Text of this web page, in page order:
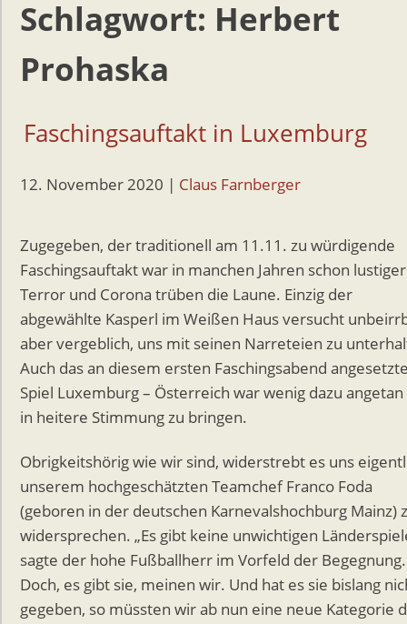
Schlagwort: Herbert
Prohaska
Faschingsauftakt in Luxemburg
12. November 2020 | Claus Farnberger
Zugegeben, der traditionell am 11.11. zu würdigende
Faschingsauftakt war in manchen Jahren schon
Terror und Corona trüben die Laune. Einzig der
abgewählte Kasperl im Weißen Haus versucht
aber vergeblich, uns mit seinen Narreteien zu
Auch das an diesem ersten Faschingsabend
Spiel Luxemburg – Österreich war wenig dazu angetan
in heitere Stimmung zu bringen.
Obrigkeitshörig wie wir sind, widerstrebt es uns
unserem hochgeschätzten Teamchef Franco Foda
(geboren in der deutschen Karnevalshochburg Mainz)
widersprechen. „Es gibt keine unwichtigen
sagte der hohe Fußballherr im Vorfeld der Begegnung.
Doch, es gibt sie, meinen wir. Und hat es sie bislang
gegeben, so müssten wir ab nun eine neue Kategorie